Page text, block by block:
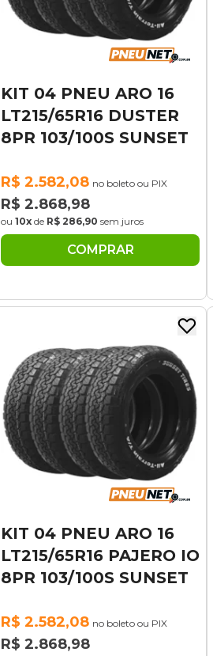
KIT 04 PNEU ARO 16
LT215/65R16 DUSTER
8PR 103/100S SUNSET
R$ 2.582,08 no boleto ou PIX
R$ 2.868,98
ou 10x de R$ 286,90 sem juros
COMPRAR
KIT 04 PNEU ARO 16
LT215/65R16 PAJERO IO
8PR 103/100S SUNSET
R$ 2.582,08 no boleto ou PIX
R$ 2.868,98